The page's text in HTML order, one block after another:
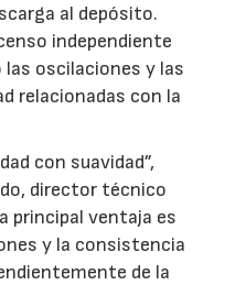
al depósito.
independiente
las oscilaciones y las
relacionadas con la
con suavidad”,
director técnico
principal ventaja es
y la consistencia
de la